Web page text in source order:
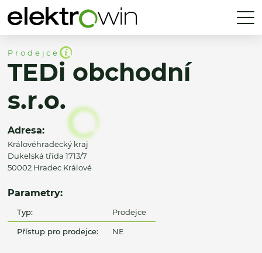
Prodejce
TEDi obchodní
s.r.o.
Adresa:
Královéhradecký kraj
Dukelská třída 1713/7
50002 Hradec Králové
Parametry:
Typ: Prodejce
Přístup pro prodejce: NE